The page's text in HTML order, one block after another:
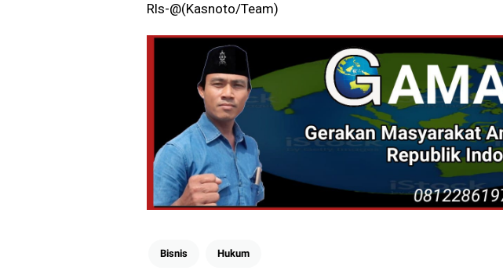
Rls-@(Kasnoto/Team)
Bisnis Hukum